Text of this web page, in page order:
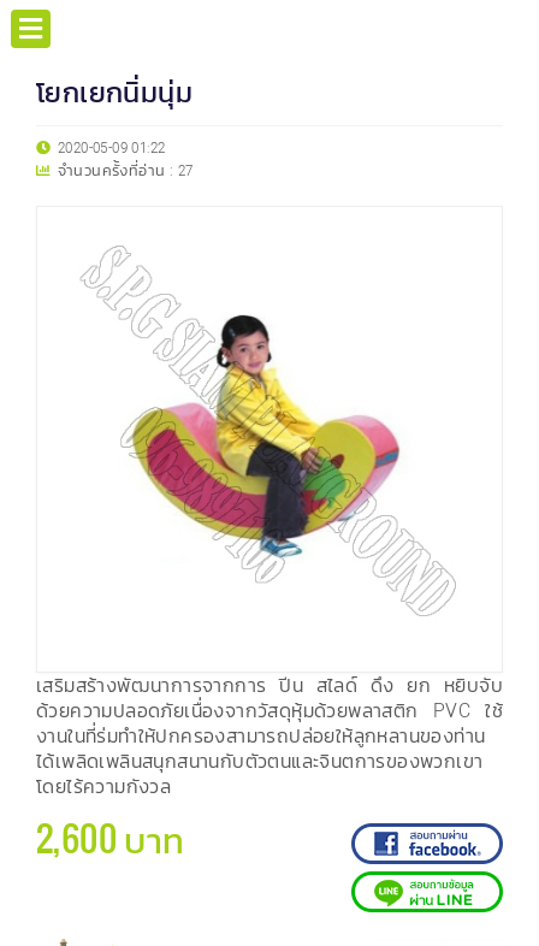
โยกเยกนิ่มนุ่ม
2020-05-09 01:22
จำนวนครั้งที่อ่าน : 27
เสริมสร้างพัฒนาการจากการ ปีน สไลด์ ดึง ยก หยิบจับ
ด้วยความปลอดภัยเนื่องจากวัสดุหุ้มด้วยพลาสติก PVC ใช้
งานในที่ร่มทำให้ปกครองสามารถปล่อยให้ลูกหลานของท่าน
ได้เพลิดเพลินสนุกสนานกับตัวตนและจินตการของพวกเขา
โดยไร้ความกังวล
2,600 บาท